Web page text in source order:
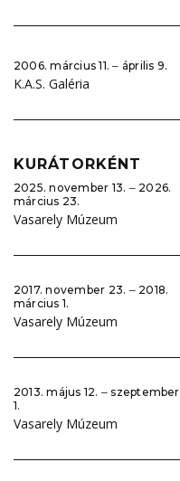
2006. március 11. ‒ április 9.
K.A.S. Galéria
KURÁTORKÉNT
2025. november 13. ‒ 2026.
március 23.
Vasarely Múzeum
2017. november 23. ‒ 2018.
március 1.
Vasarely Múzeum
2013. május 12. ‒ szeptember
1.
Vasarely Múzeum